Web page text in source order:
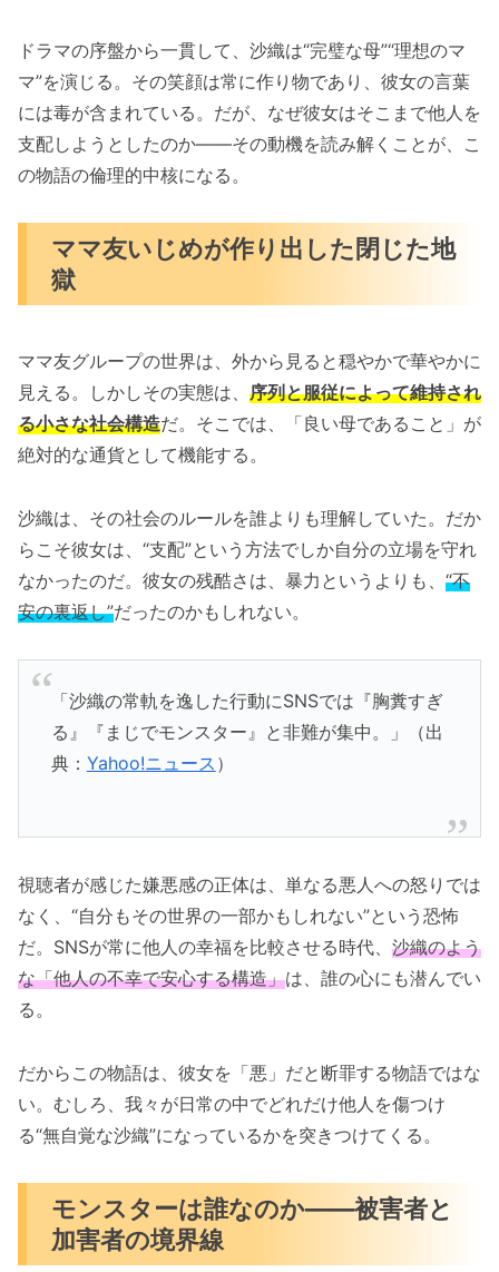
ドラマの序盤から一貫して、沙織は“完璧な母”“理想のマ
マ”を演じる。その笑顔は常に作り物であり、彼女の言葉
には毒が含まれている。だが、なぜ彼女はそこまで他人を
支配しようとしたのか――その動機を読み解くことが、こ
の物語の倫理的中核になる。
ママ友いじめが作り出した閉じた地
獄
ママ友グループの世界は、外から見ると穏やかで華やかに
見える。しかしその実態は、 序列と服従によって維持され
る小さな社会構造だ。そこでは、「良い母であること」が
絶対的な通貨として機能する。
沙織は、その社会のルールを誰よりも理解していた。だか
らこそ彼女は、“支配”という方法でしか自分の立場を守れ
なかったのだ。彼女の残酷さは、暴力というよりも、 “不
安の裏返し”だったのかもしれない。
「沙織の常軌を逸した行動にSNSでは『胸糞すぎ
る』『まじでモンスター』と非難が集中。」（出
典： Yahoo!ニュース ）
視聴者が感じた嫌悪感の正体は、単なる悪人への怒りでは
なく、“自分もその世界の一部かもしれない”という恐怖
だ。SNSが常に他人の幸福を比較させる時代、 沙織のよう
な「他人の不幸で安心する構造」は、誰の心にも潜んでい
る。
だからこの物語は、彼女を「悪」だと断罪する物語ではな
い。むしろ、我々が日常の中でどれだけ他人を傷つけ
る“無自覚な沙織”になっているかを突きつけてくる。
モンスターは誰なのか――被害者と
加害者の境界線